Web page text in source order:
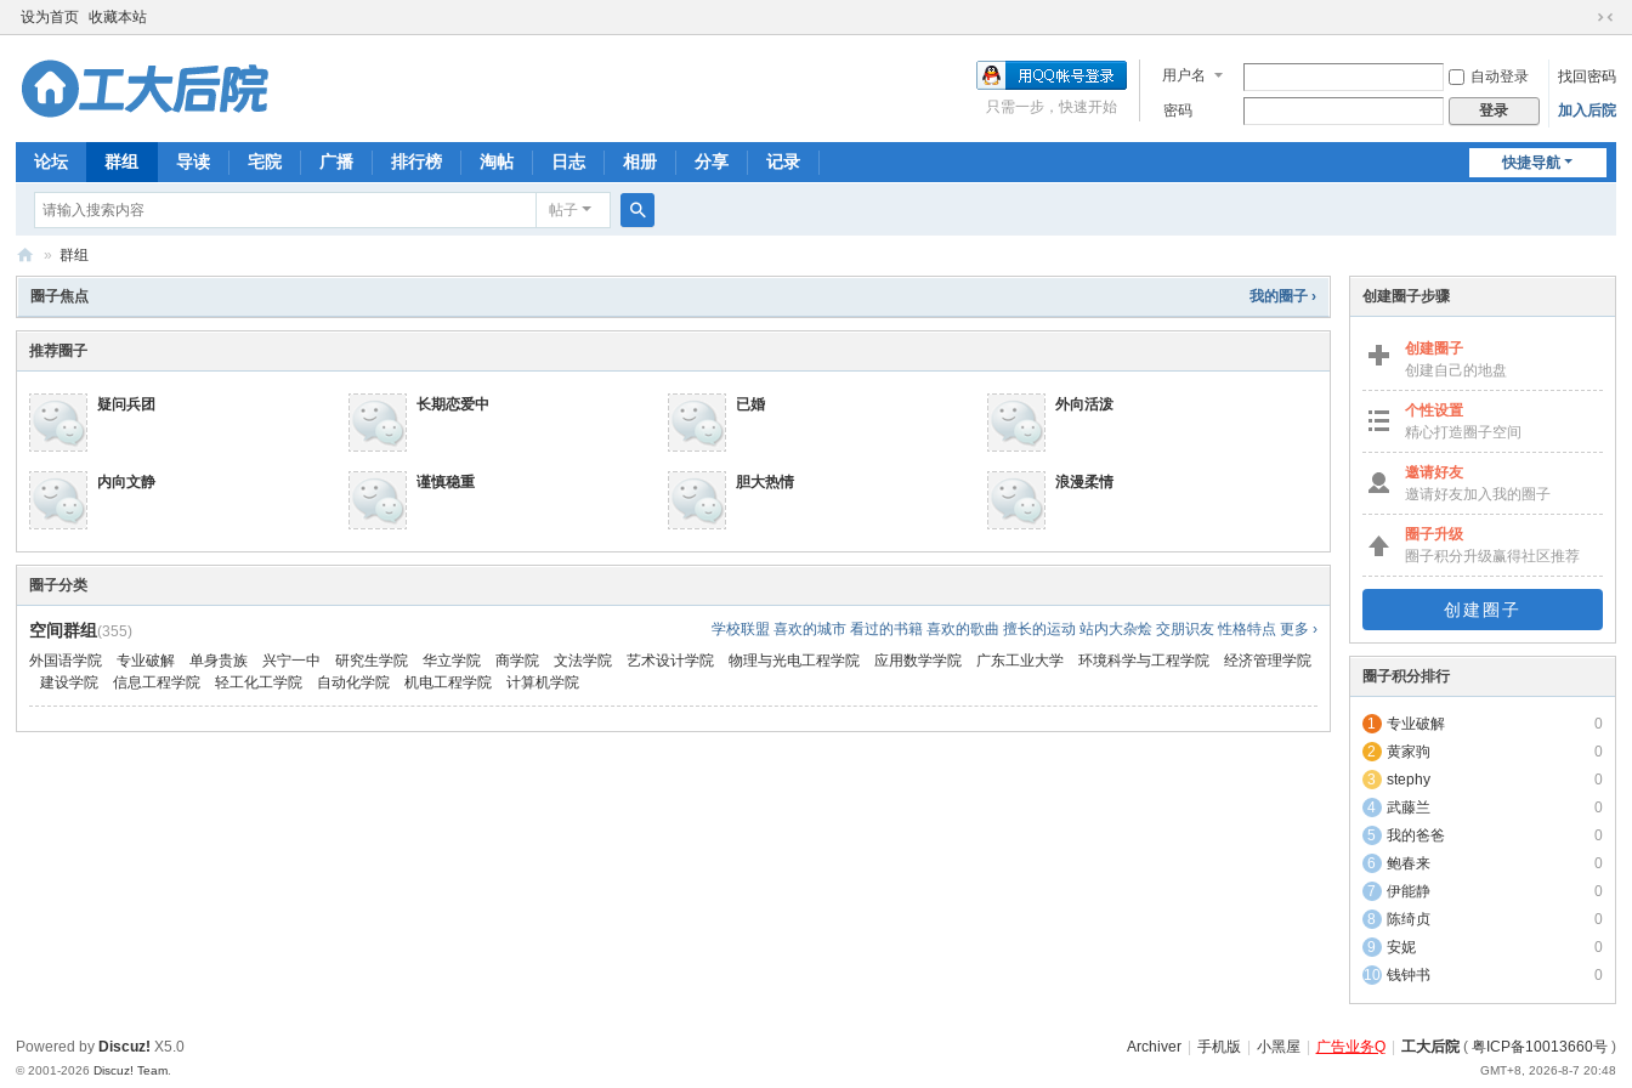
设为首页 收藏本站
切
到
窄
用户名 自动登录
找回密码
密码
登录 加入后院
只需一步，快速开始
快捷导航
论坛 群组 导读 宅院 广播 排行榜 淘帖 日志 相册 分享 记录
帖子
索
工
后
院
» 群组
我的圈子 ›
圈子焦点
推荐圈子
疑问兵团 长期恋爱中 已婚 外向活泼
内向文静 谨慎稳重 胆大热情 浪漫柔情
圈子分类
学校联盟 喜欢的城市 看过的书籍 喜欢的歌曲 擅长的运动 站内大杂烩 交朋识友 性格特点 更多 ›
空间群组(355)
外国语学院
专业破解 单身贵族 兴宁一中 研究生学院 华立学院 商学院 文法学院 艺术设计学院 物理与光电工程学院 应用数学学院 广东工业大学 环境科学与工程学院
经济管理学院
建设学院
信息工程学院 轻工化工学院 自动化学院 机电工程学院 计算机学院
创建圈子步骤
创建圈子
创建自己的地盘
个性设置
精心打造圈子空间
邀请好友
邀请好友加入我的圈子
圈子升级
圈子积分升级赢得社区推荐
创建圈子
圈子积分排行
0
专业破解
0
黄家驹
0
stephy
0
武藤兰
0
我的爸爸
0
鲍春来
0
伊能静
0
陈绮贞
0
安妮
0
钱钟书
Archiver 手机版 小黑屋 广告业务Q 工大后院( 粤ICP备10013660号)
GMT+8, 2026-8-7 20:48
Powered by Discuz! X5.0
© 2001-2026Discuz! Team